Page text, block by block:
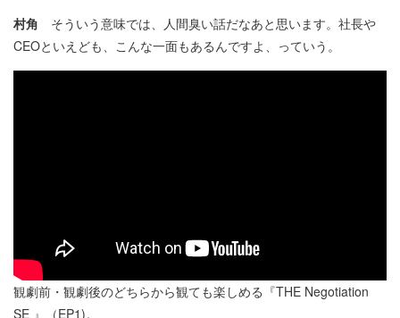
村角 そういう意味では、人間臭い話だなあと思います。社長や
CEOといえども、こんな一面もあるんですよ、っていう。
観劇前・観劇後のどちらから観ても楽しめる『THE Negotiation
SE 』（EP1)。